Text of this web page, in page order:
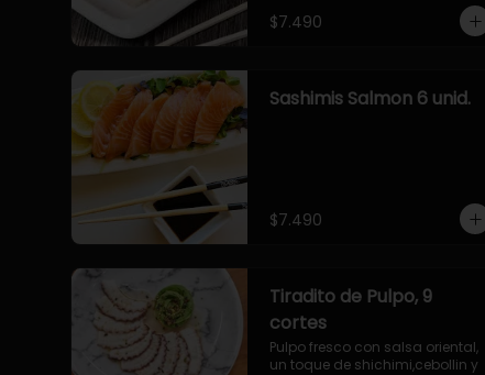
$7.490
Sashimis Salmon 6 unid.
$7.490
Tiradito de Pulpo, 9
cortes
Pulpo fresco con salsa oriental,
un toque de shichimi,cebollin y